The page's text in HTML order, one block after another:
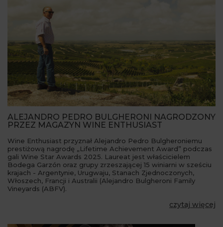
ALEJANDRO PEDRO BULGHERONI NAGRODZONY
PRZEZ MAGAZYN WINE ENTHUSIAST
Wine Enthusiast przyznał Alejandro Pedro Bulgheroniemu
prestiżową nagrodę „Lifetime Achievement Award” podczas
gali Wine Star Awards 2025. Laureat jest właścicielem
Bodega Garzón oraz grupy zrzeszającej 15 winiarni w sześciu
krajach - Argentynie, Urugwaju, Stanach Zjednoczonych,
Włoszech, Francji i Australii (Alejandro Bulgheroni Family
Vineyards (ABFV).
czytaj więcej